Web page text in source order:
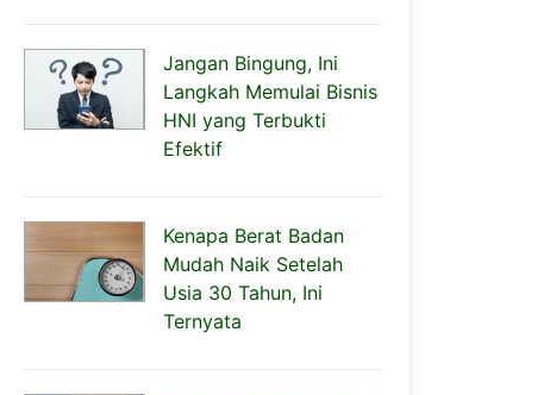
Jangan Bingung, Ini
Langkah Memulai Bisnis
HNI yang Terbukti
Efektif
Kenapa Berat Badan
Mudah Naik Setelah
Usia 30 Tahun, Ini
Ternyata